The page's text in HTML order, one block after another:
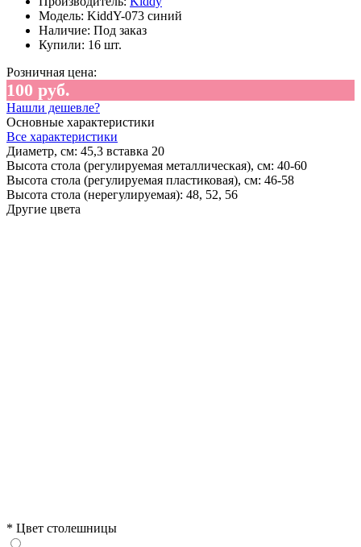
Модель: KiddY-073 синий
Наличие: Под заказ
Купили: 16 шт.
Розничная цена:
100 руб.
Нашли дешевле?
Основные характеристики
Все характеристики
Диаметр, см: 45,3 вставка 20
Высота стола (регулируемая металлическая), см: 40-60
Высота стола (регулируемая пластиковая), см: 46-58
Высота стола (нерегулируемая): 48, 52, 56
Другие цвета
* Цвет столешницы